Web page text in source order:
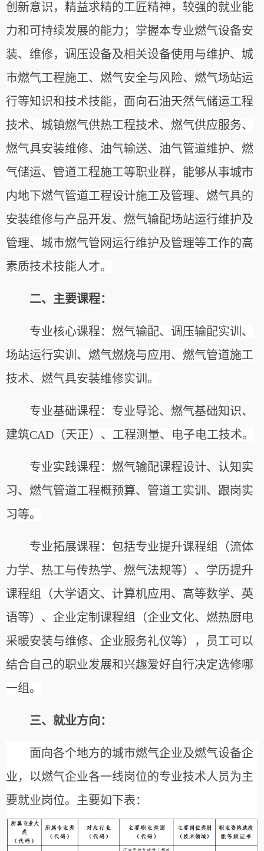
创新意识，精益求精的工匠精神，较强的就业能
力和可持续发展的能力；掌握本专业燃气设备安
装、维修，调压设备及相关设备使用与维护、城
市燃气工程施工、燃气安全与风险、燃气场站运
行等知识和技术技能，面向石油天然气储运工程
技术、城镇燃气供热工程技术、燃气供应服务、
燃气具安装维修、油气输送、油气管道维护、燃
气储运、管道工程施工等职业群，能够从事城市
内地下燃气管道工程设计施工及管理、燃气具的
安装维修与产品开发、燃气输配场站运行维护及
管理、城市燃气管网运行维护及管理等工作的高
素质技术技能人才。
二、主要课程：
专业核心课程：燃气输配、调压输配实训、
场站运行实训、燃气燃烧与应用、燃气管道施工
技术、燃气具安装维修实训。
专业基础课程： 专业导论、燃气基础知识、
建筑CAD（天正）、工程测量、电子电工技术。
专业实践课程： 燃气输配课程设计、认知实
习、燃气管道工程概预算、管道工实训、跟岗实
习等。
专业拓展课程：包括专业提升课程组（流体
力学、热工与传热学、燃气法规等）、学历提升
课程组（大学语文、计算机应用、高等数学、英
语等）、企业定制课程组（企业文化、燃热厨电
采暖安装与维修、企业服务礼仪等），员工可以
结合自己的职业发展和兴趣爱好自行决定选修哪
一组。
三、就业方向：
面向各个地方的城市燃气企业及燃气设备企
业， 以燃气企业各一线岗位的专业技术人员为主
要就业岗位。主要如下表：